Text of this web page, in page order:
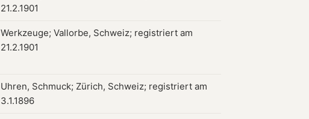
21.2.1901
Werkzeuge; Vallorbe, Schweiz; registriert am
21.2.1901
Uhren, Schmuck; Zürich, Schweiz; registriert am
3.1.1896